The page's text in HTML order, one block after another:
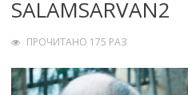
SALAMSARVAN2
ПРОЧИТАНО 175 РАЗ